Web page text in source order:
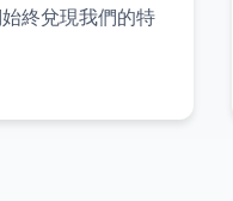
終兌現我們的特